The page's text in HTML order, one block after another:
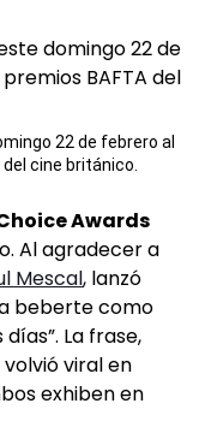
22 de febrero al
cine británico.
Awards
Al agradecer a
Mescal, lanzó
beberte como
La frase,
viral en
exhiben en